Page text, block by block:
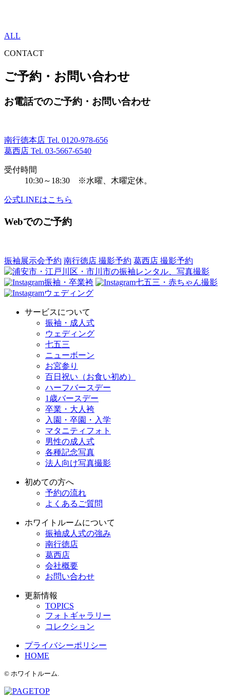
ALL
CONTACT
ご予約・お問い合わせ
お電話でのご予約・お問い合わせ
南行徳本店 Tel. 0120-978-656
葛西店 Tel. 03-5667-6540
受付時間
10:30～18:30 ※水曜、木曜定休。
公式LINEはこちら
Webでのご予約
振袖展示会予約 南行徳店 撮影予約 葛西店 撮影予約
振袖・卒業袴
七五三・赤ちゃん撮影
ウェディング
サービスについて
振袖・成人式
ウェディング
七五三
ニューボーン
お宮参り
百日祝い（お食い初め）
ハーフバースデー
1歳バースデー
卒業・大人袴
入園・卒園・入学
マタニティフォト
男性の成人式
各種記念写真
法人向け写真撮影
初めての方へ
予約の流れ
よくあるご質問
ホワイトルームについて
振袖成人式の強み
南行徳店
葛西店
会社概要
お問い合わせ
更新情報
TOPICS
フォトギャラリー
コレクション
プライバシーポリシー
HOME
© ホワイトルーム.